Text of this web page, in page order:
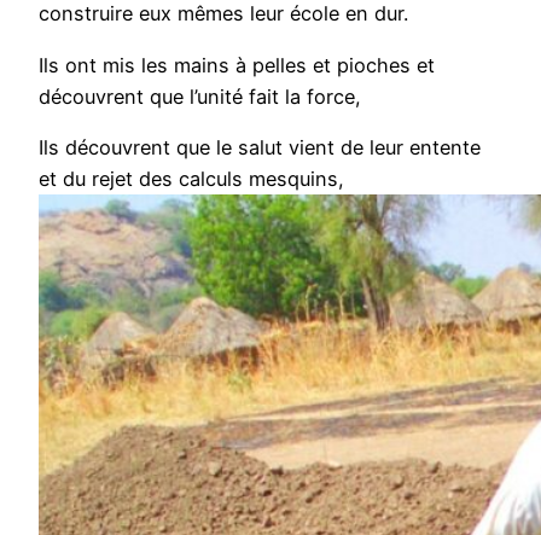
construire eux mêmes leur école en dur.
Ils ont mis les mains à pelles et pioches et
découvrent que l’unité fait la force,
Ils découvrent que le salut vient de leur entente
et du rejet des calculs mesquins,